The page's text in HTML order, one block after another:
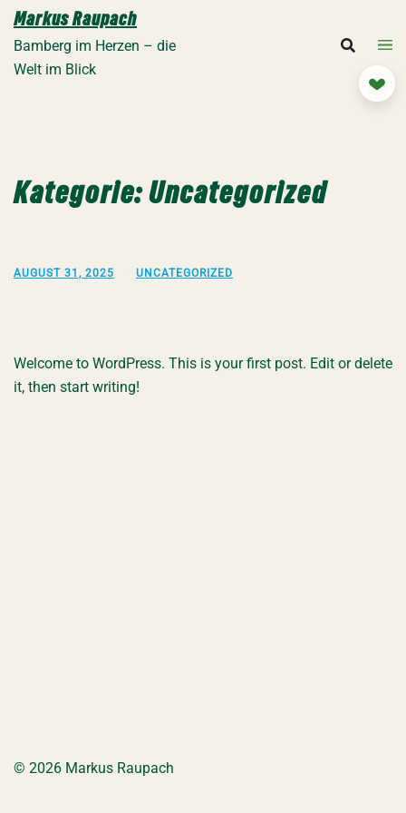
Zum
Inhalt
Markus Raupach
Bamberg im Herzen – die
Welt im Blick
Kategorie:Uncategorized
AUGUST 31, 2025 UNCATEGORIZED
Welcome to WordPress. This is your first post. Edit or delete
it, then start writing!
© 2026 Markus Raupach